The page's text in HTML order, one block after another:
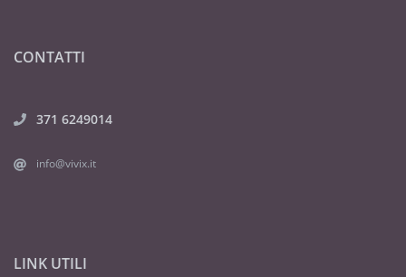
CONTATTI
371 6249014
info@vivix.it
LINK UTILI